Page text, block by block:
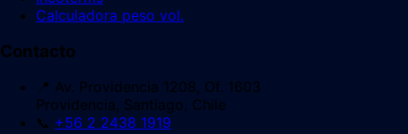
Calculadora peso vol.
Contacto
📍 Av. Providencia 1208, Of. 1603
Providencia, Santiago, Chile
📞 +56 2 2438 1919